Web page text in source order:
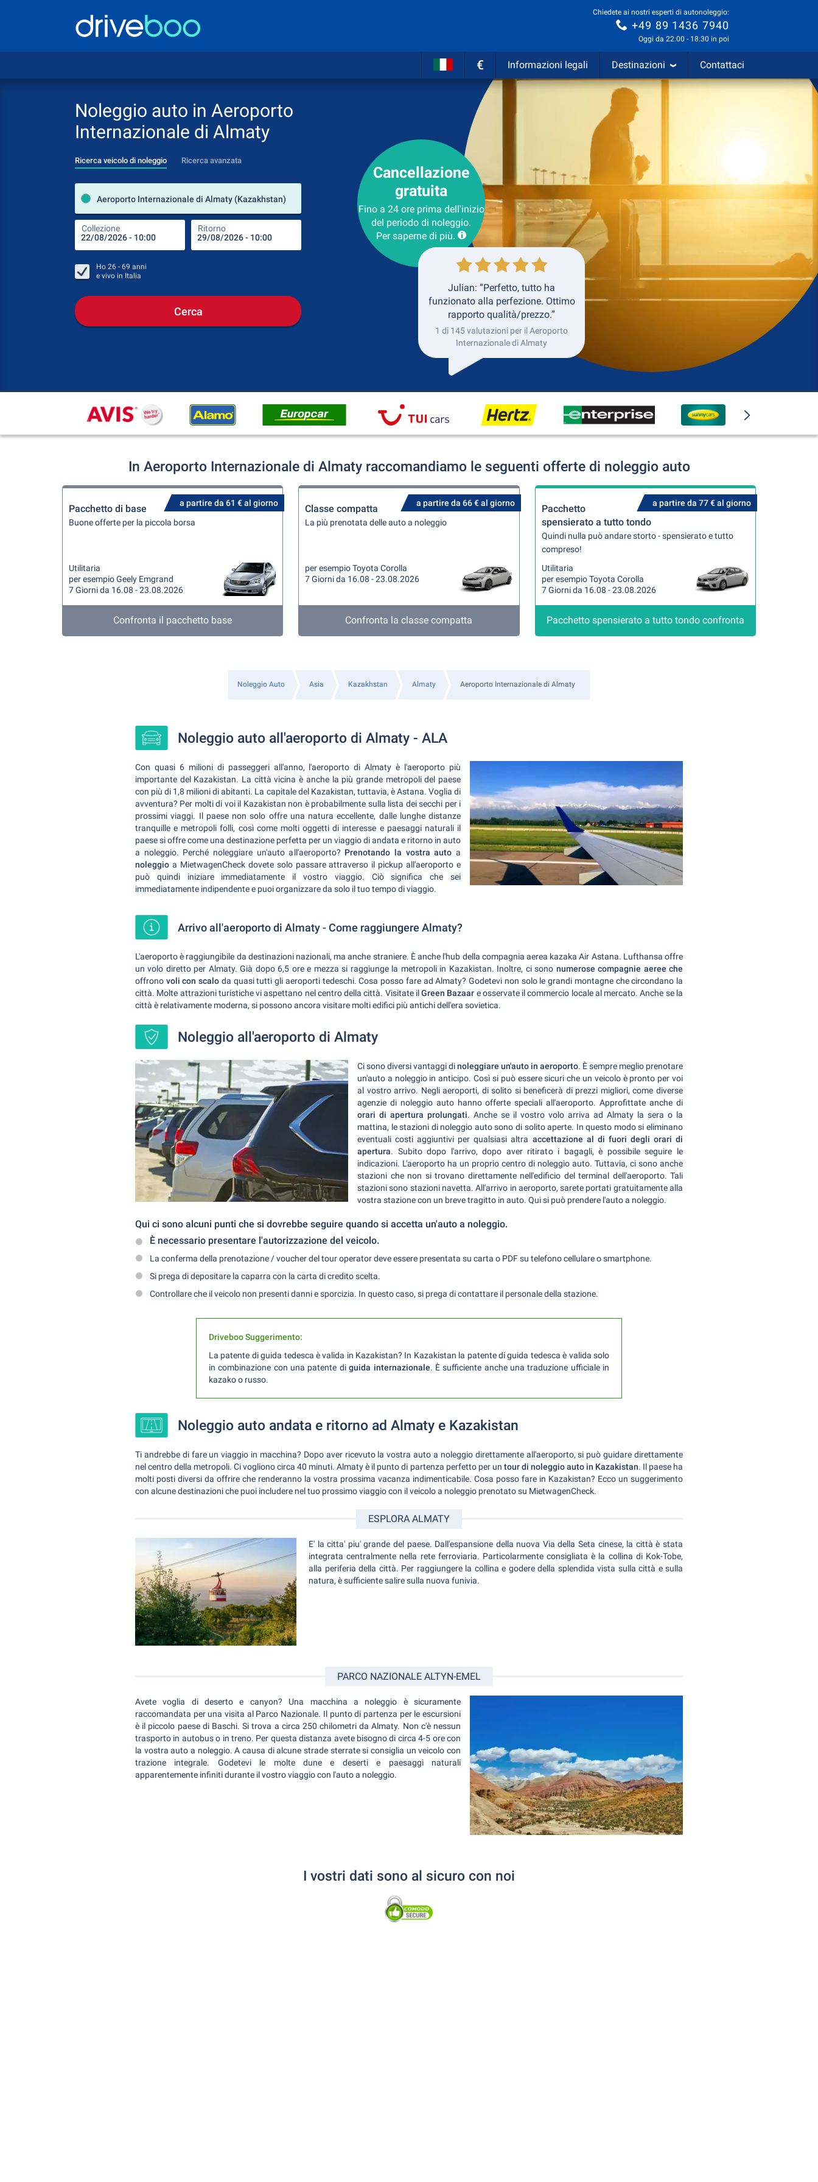
Chiedete ai nostri esperti di autonoleggio:
+49 89 1436 7940
Oggi da 22:00 - 18:30 in poi
€ Informazioni legali Destinazioni Contattaci
Noleggio auto in Aeroporto
Internazionale di Almaty
Ricerca veicolo di noleggio Ricerca avanzata
Aeroporto Internazionale di Almaty (Kazakhstan)
Collezione Ritorno
Luogo del noleggio
Luogo di ritorno
Ho 26 - 69 anni
e vivo in Italia
Cerca
Cancellazione
gratuita
Fino a 24 ore prima dell'inizio
del periodo di noleggio.
Per saperne di più.
Julian: “Perfetto, tutto ha
funzionato alla perfezione. Ottimo
rapporto qualità/prezzo.”
1 di 145 valutazioni per il Aeroporto
Internazionale di Almaty
In Aeroporto Internazionale di Almaty raccomandiamo le seguenti offerte di noleggio auto
a partire da 61 € al giorno
Pacchetto di base
Buone offerte per la piccola borsa
Utilitaria
per esempio Geely Emgrand
7 Giorni da 16.08 - 23.08.2026
Confronta il pacchetto base
a partire da 66 € al giorno
Classe compatta
La più prenotata delle auto a noleggio
per esempio Toyota Corolla
7 Giorni da 16.08 - 23.08.2026
Confronta la classe compatta
a partire da 77 € al giorno
Pacchetto
spensierato a tutto tondo
Quindi nulla può andare storto - spensierato e tutto
compreso!
Utilitaria
per esempio Toyota Corolla
7 Giorni da 16.08 - 23.08.2026
Pacchetto spensierato a tutto tondo confronta
Noleggio Auto Asia Kazakhstan Almaty Aeroporto Internazionale di Almaty
Noleggio auto all'aeroporto di Almaty - ALA
Con quasi 6 milioni di passeggeri all'anno, l'aeroporto di Almaty è l'aeroporto più
importante del Kazakistan. La città vicina è anche la più grande metropoli del paese
con più di 1,8 milioni di abitanti. La capitale del Kazakistan, tuttavia, è Astana. Voglia di
avventura? Per molti di voi il Kazakistan non è probabilmente sulla lista dei secchi per i
prossimi viaggi. Il paese non solo offre una natura eccellente, dalle lunghe distanze
tranquille e metropoli folli, così come molti oggetti di interesse e paesaggi naturali il
paese si offre come una destinazione perfetta per un viaggio di andata e ritorno in auto
a noleggio. Perché noleggiare un'auto all'aeroporto? Prenotando la vostra autoa
noleggio a MietwagenCheck dovete solo passare attraverso il pickup all'aeroporto e
può quindi iniziare immediatamente il vostro viaggio. Ciò significa che sei
immediatamente indipendente e puoi organizzare da solo il tuo tempo di viaggio.
Arrivo all'aeroporto di Almaty - Come raggiungere Almaty?
L'aeroporto è raggiungibile da destinazioni nazionali, ma anche straniere. È anche l'hub della compagnia aerea kazaka Air Astana. Lufthansa offre
un volo diretto per Almaty. Già dopo 6,5 ore e mezza si raggiunge la metropoli in Kazakistan. Inoltre, ci sono numerose compagnie aeree che
offrono voli con scalo da quasi tutti gli aeroporti tedeschi. Cosa posso fare ad Almaty? Godetevi non solo le grandi montagne che circondano la
città. Molte attrazioni turistiche vi aspettano nel centro della città. Visitate ilGreen Bazaar e osservate il commercio locale al mercato. Anche se la
città è relativamente moderna, si possono ancora visitare molti edifici più antichi dell'era sovietica.
Noleggio all'aeroporto di Almaty
Ci sono diversi vantaggi dinoleggiare un'auto in aeroporto. È sempre meglio prenotare
un'auto a noleggio in anticipo. Così si può essere sicuri che un veicolo è pronto per voi
al vostro arrivo. Negli aeroporti, di solito si beneficerà di prezzi migliori, come diverse
agenzie di noleggio auto hanno offerte speciali all'aeroporto. Approfittate anche di
orari di apertura prolungati. Anche se il vostro volo arriva ad Almaty la sera o la
mattina, le stazioni di noleggio auto sono di solito aperte. In questo modo si eliminano
eventuali costi aggiuntivi per qualsiasi altra accettazione al di fuori degli orari di
apertura. Subito dopo l'arrivo, dopo aver ritirato i bagagli, è possibile seguire le
indicazioni. L'aeroporto ha un proprio centro di noleggio auto. Tuttavia, ci sono anche
stazioni che non si trovano direttamente nell'edificio del terminal dell'aeroporto. Tali
stazioni sono stazioni navetta. All'arrivo in aeroporto, sarete portati gratuitamente alla
vostra stazione con un breve tragitto in auto. Qui si può prendere l'auto a noleggio.
Qui ci sono alcuni punti che si dovrebbe seguire quando si accetta un'auto a noleggio.
È necessario presentare l'autorizzazione del veicolo.
La conferma della prenotazione / voucher del tour operator deve essere presentata su carta o PDF su telefono cellulare o smartphone.
Si prega di depositare la caparra con la carta di credito scelta.
Controllare che il veicolo non presenti danni e sporcizia. In questo caso, si prega di contattare il personale della stazione.
Driveboo Suggerimento:
La patente di guida tedesca è valida in Kazakistan? In Kazakistan la patente di guida tedesca è valida solo
in combinazione con una patente diguida internazionale. È sufficiente anche una traduzione ufficiale in
kazako o russo.
Noleggio auto andata e ritorno ad Almaty e Kazakistan
Ti andrebbe di fare un viaggio in macchina? Dopo aver ricevuto la vostra auto a noleggio direttamente all'aeroporto, si può guidare direttamente
nel centro della metropoli. Ci vogliono circa 40 minuti. Almaty è il punto di partenza perfetto per un tour di noleggio auto in Kazakistan. Il paese ha
molti posti diversi da offrire che renderanno la vostra prossima vacanza indimenticabile. Cosa posso fare in Kazakistan? Ecco un suggerimento
con alcune destinazioni che puoi includere nel tuo prossimo viaggio con il veicolo a noleggio prenotato su MietwagenCheck.
ESPLORA ALMATY
E' la citta' piu' grande del paese. Dall'espansione della nuova Via della Seta cinese, la città è stata
integrata centralmente nella rete ferroviaria. Particolarmente consigliata è la collina di Kok-Tobe,
alla periferia della città. Per raggiungere la collina e godere della splendida vista sulla città e sulla
natura, è sufficiente salire sulla nuova funivia.
PARCO NAZIONALE ALTYN-EMEL
Avete voglia di deserto e canyon? Una macchina a noleggio è sicuramente
raccomandata per una visita al Parco Nazionale. Il punto di partenza per le escursioni
è il piccolo paese di Baschi. Si trova a circa 250 chilometri da Almaty. Non c'è nessun
trasporto in autobus o in treno. Per questa distanza avete bisogno di circa 4-5 ore con
la vostra auto a noleggio. A causa di alcune strade sterrate si consiglia un veicolo con
trazione integrale. Godetevi le molte dune e deserti e paesaggi naturali
apparentemente infiniti durante il vostro viaggio con l'auto a noleggio.
I vostri dati sono al sicuro con noi